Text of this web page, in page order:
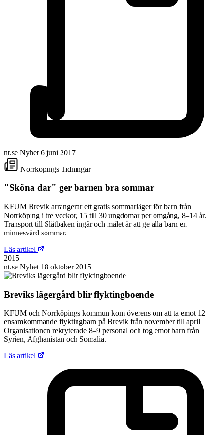
nt.se Nyhet 6 juni 2017
Norrköpings Tidningar
"Sköna dar" ger barnen bra sommar
KFUM Brevik arrangerar ett gratis sommarläger för barn från
Norrköping i tre veckor, 15 till 30 ungdomar per omgång, 8–14 år.
Transport till Slätbaken ingår och målet är att ge alla barn en
minnesvärd sommar.
Läs artikel
2015
nt.se Nyhet 18 oktober 2015
Breviks lägergård blir flyktingboende
KFUM och Norrköpings kommun kom överens om att ta emot 12
ensamkommande flyktingbarn på Brevik från november till april.
Organisationen rekryterade 8–9 personal och tog emot barn från
Syrien, Afghanistan och Somalia.
Läs artikel